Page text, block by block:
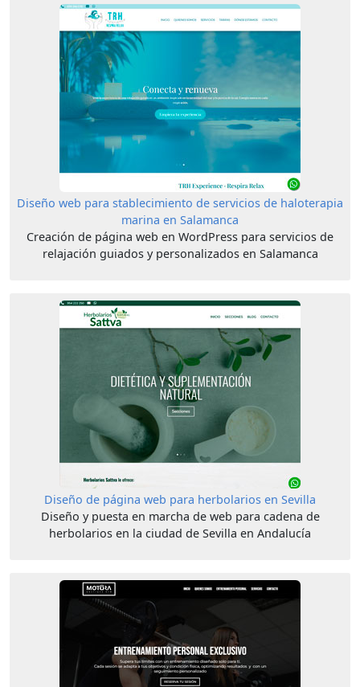
Diseño web para stablecimiento de servicios de haloterapia
marina en Salamanca
Creación de página web en WordPress para servicios de
relajación guiados y personalizados en Salamanca
Diseño de página web para herbolarios en Sevilla
Diseño y puesta en marcha de web para cadena de
herbolarios en la ciudad de Sevilla en Andalucía